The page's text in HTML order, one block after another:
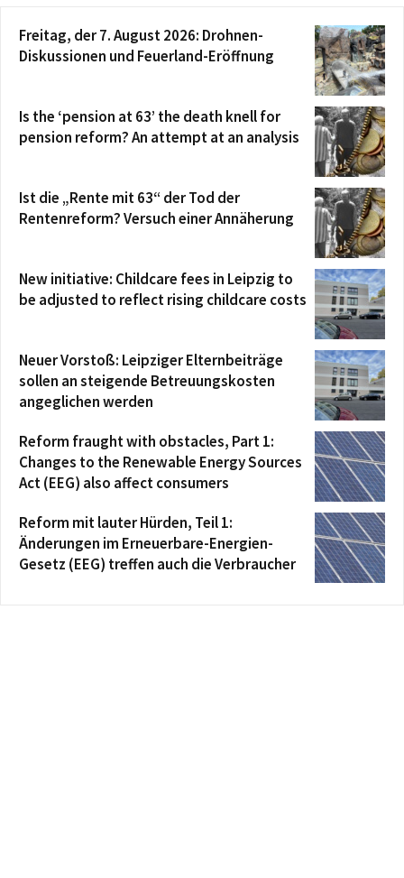
Freitag, der 7. August 2026: Drohnen-
Diskussionen und Feuerland-Eröffnung
Is the ‘pension at 63’ the death knell for
pension reform? An attempt at an analysis
Ist die „Rente mit 63“ der Tod der
Rentenreform? Versuch einer Annäherung
New initiative: Childcare fees in Leipzig to
be adjusted to reflect rising childcare costs
Neuer Vorstoß: Leipziger Elternbeiträge
sollen an steigende Betreuungskosten
angeglichen werden
Reform fraught with obstacles, Part 1:
Changes to the Renewable Energy Sources
Act (EEG) also affect consumers
Reform mit lauter Hürden, Teil 1:
Änderungen im Erneuerbare-Energien-
Gesetz (EEG) treffen auch die Verbraucher